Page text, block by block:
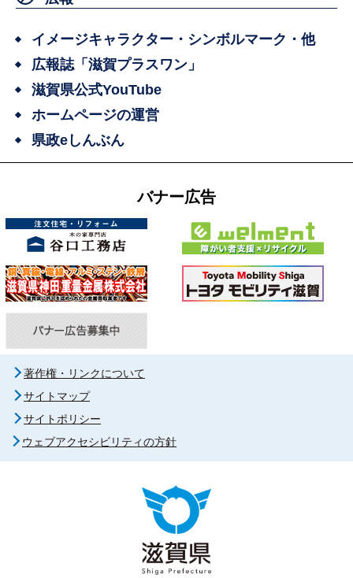
イメージキャラクター・シンボルマーク・他
広報誌「滋賀プラスワン」
滋賀県公式YouTube
ホームページの運営
県政eしんぶん
バナー広告
著作権・リンクについて
サイトマップ
サイトポリシー
ウェブアクセシビリティの方針